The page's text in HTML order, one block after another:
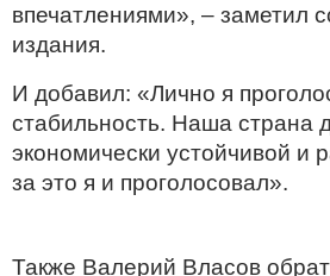
впечатлениями», – заметил
издания.
И добавил: «Лично я
стабильность. Наша страна
экономически устойчивой и
за это я и проголосовал».
Также Валерий Власов